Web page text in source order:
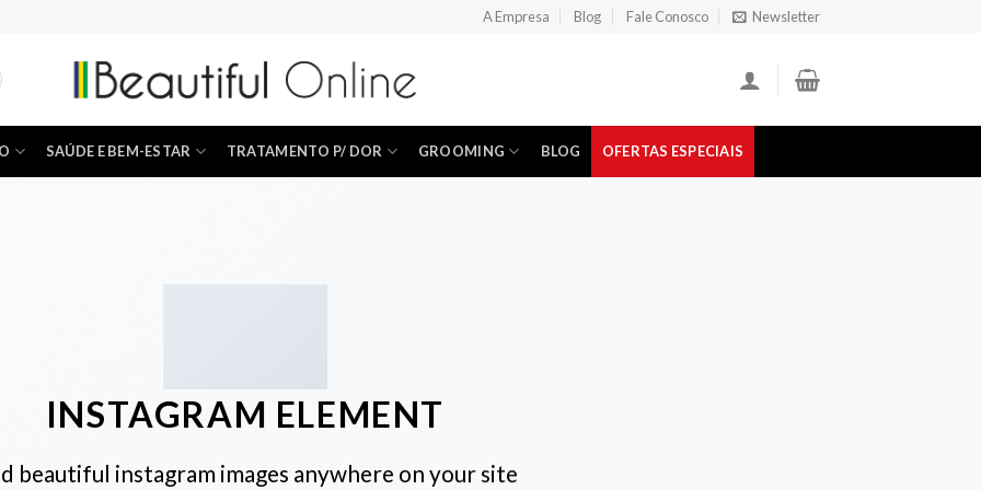
A Empresa Blog Fale Conosco Newsletter
SAÚDE E BEM-ESTAR TRATAMENTO P/ DOR GROOMING BLOG OFERTAS ESPECIAIS
INSTAGRAM ELEMENT
beautiful instagram images anywhere on your site